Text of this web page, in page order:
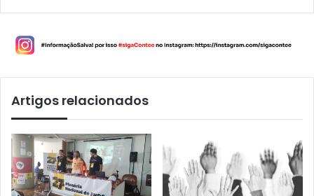
Artigos relacionados